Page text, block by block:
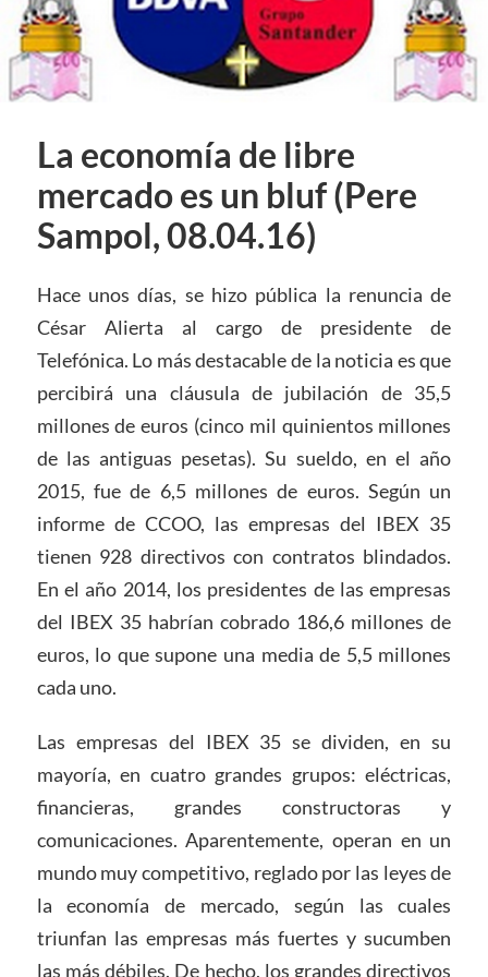
La economía de libre
mercado es un bluf (Pere
Sampol, 08.04.16)
Hace unos días, se hizo pública la renuncia de
César Alierta al cargo de presidente de
Telefónica. Lo más destacable de la noticia es que
percibirá una cláusula de jubilación de 35,5
millones de euros (cinco mil quinientos millones
de las antiguas pesetas). Su sueldo, en el año
2015, fue de 6,5 millones de euros. Según un
informe de CCOO, las empresas del IBEX 35
tienen 928 directivos con contratos blindados.
En el año 2014, los presidentes de las empresas
del IBEX 35 habrían cobrado 186,6 millones de
euros, lo que supone una media de 5,5 millones
cada uno.
Las empresas del IBEX 35 se dividen, en su
mayoría, en cuatro grandes grupos: eléctricas,
financieras, grandes constructoras y
comunicaciones. Aparentemente, operan en un
mundo muy competitivo, reglado por las leyes de
la economía de mercado, según las cuales
triunfan las empresas más fuertes y sucumben
las más débiles. De hecho, los grandes directivos